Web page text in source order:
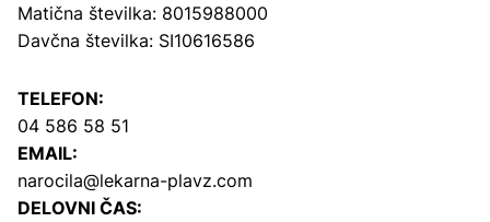
Matična številka: 8015988000
Davčna številka: SI10616586
TELEFON:
04 586 58 51
EMAIL:
narocila@lekarna-plavz.com
DELOVNI ČAS: